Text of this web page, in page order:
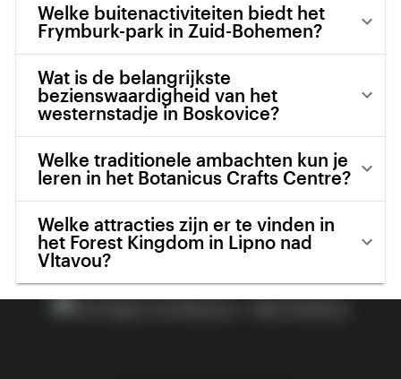
Welke buitenactiviteiten biedt het
Frymburk-park in Zuid-Bohemen?
Wat is de belangrijkste
bezienswaardigheid van het
westernstadje in Boskovice?
Welke traditionele ambachten kun je
leren in het Botanicus Crafts Centre?
Welke attracties zijn er te vinden in
het Forest Kingdom in Lipno nad
Vltavou?